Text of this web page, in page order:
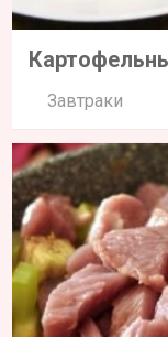
Завтраки